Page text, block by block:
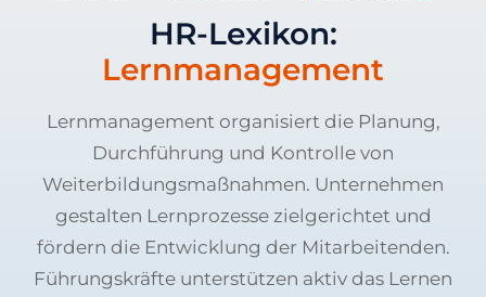
HR-Lexikon:
Lernmanagement
Lernmanagement organisiert die Planung,
Durchführung und Kontrolle von
Weiterbildungsmaßnahmen. Unternehmen
gestalten Lernprozesse zielgerichtet und
fördern die Entwicklung der Mitarbeitenden.
Führungskräfte unterstützen aktiv das Lernen